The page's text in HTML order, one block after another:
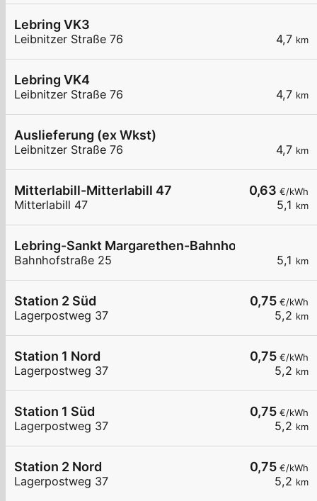
4,7 km
Lebring VK3
Leibnitzer Straße 76
4,7 km
Lebring VK4
Leibnitzer Straße 76
4,7 km
Auslieferung (ex Wkst)
Leibnitzer Straße 76
0,63 €/kWh
5,1 km
Mitterlabill-Mitterlabill 47
Mitterlabill 47
5,1 km
Lebring-Sankt Margarethen-Bahnhofstraße 25
Bahnhofstraße 25
0,75 €/kWh
5,2 km
Station 2 Süd
Lagerpostweg 37
0,75 €/kWh
5,2 km
Station 1 Nord
Lagerpostweg 37
0,75 €/kWh
5,2 km
Station 1 Süd
Lagerpostweg 37
0,75 €/kWh
5,2 km
Station 2 Nord
Lagerpostweg 37